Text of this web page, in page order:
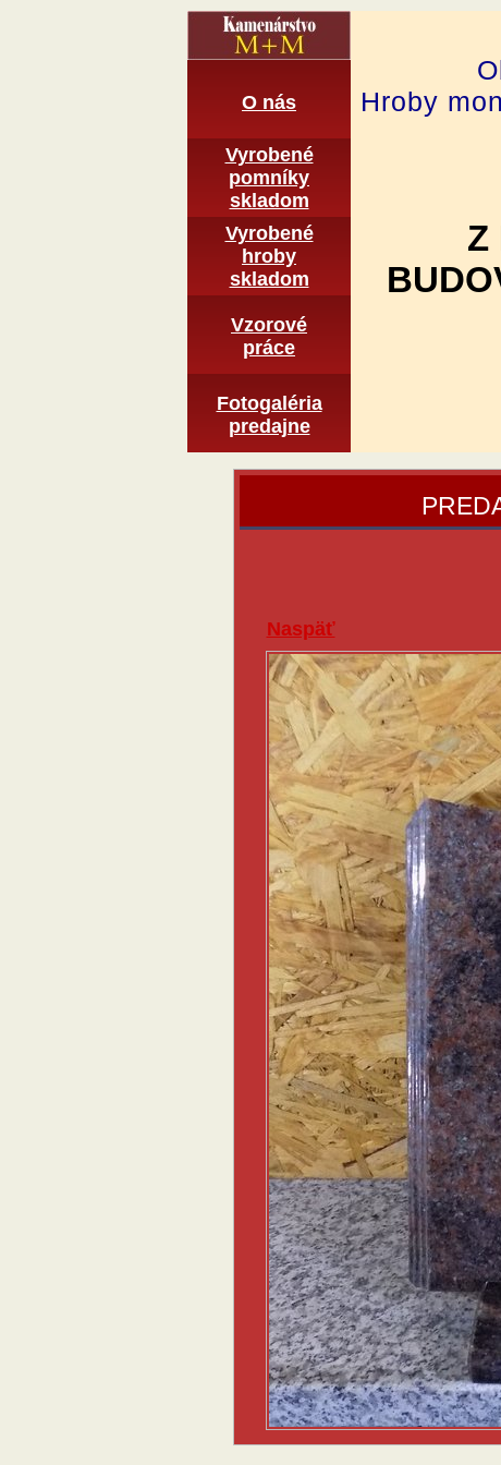
O nás
Vyrobené
pomní­ky
skladom
Vyrobené
hroby
skladom
Vzorové
práce
Fotogaléria
predajne
Hroby
Z
Naspäť